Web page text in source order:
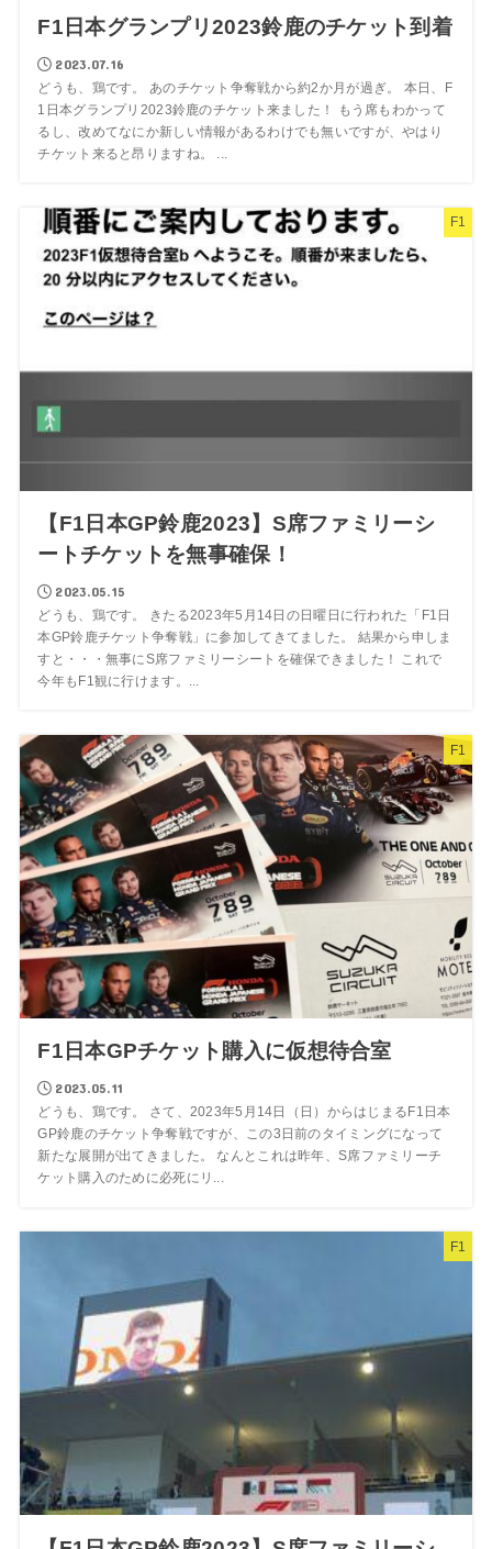
F1日本グランプリ2023鈴鹿のチケット到着
2023.07.16
どうも、鶏です。 あのチケット争奪戦から約2か月が過ぎ。 本日、F
1日本グランプリ2023鈴鹿のチケット来ました！ もう席もわかって
るし、改めてなにか新しい情報があるわけでも無いですが、やはり
チケット来ると昂りますね。 ...
F1
【F1日本GP鈴鹿2023】S席ファミリーシ
ートチケットを無事確保！
2023.05.15
どうも、鶏です。 きたる2023年5月14日の日曜日に行われた「F1日
本GP鈴鹿チケット争奪戦」に参加してきてました。 結果から申しま
すと・・・無事にS席ファミリーシートを確保できました！ これで
今年もF1観に行けます。...
F1
F1日本GPチケット購入に仮想待合室
2023.05.11
どうも、鶏です。 さて、2023年5月14日（日）からはじまるF1日本
GP鈴鹿のチケット争奪戦ですが、この3日前のタイミングになって
新たな展開が出てきました。 なんとこれは昨年、S席ファミリーチ
ケット購入のために必死にリ...
F1